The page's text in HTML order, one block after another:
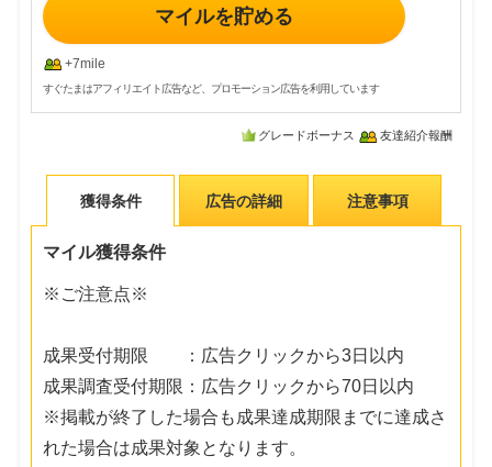
マイルを貯める
+7mile
すぐたまはアフィリエイト広告など、プロモーション広告を利用しています
グレードボーナス 友達紹介報酬
獲得条件 広告の詳細 注意事項
マイル獲得条件
※ご注意点※
成果受付期限 ：広告クリックから3日以内
成果調査受付期限：広告クリックから70日以内
※掲載が終了した場合も成果達成期限までに達成さ
れた場合は成果対象となります。